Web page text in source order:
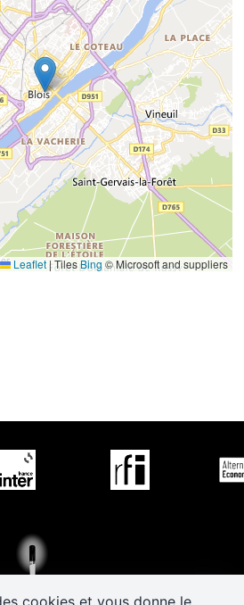
cookies et vous donne le
Leaflet|TilesBing© Microsoft and suppliers